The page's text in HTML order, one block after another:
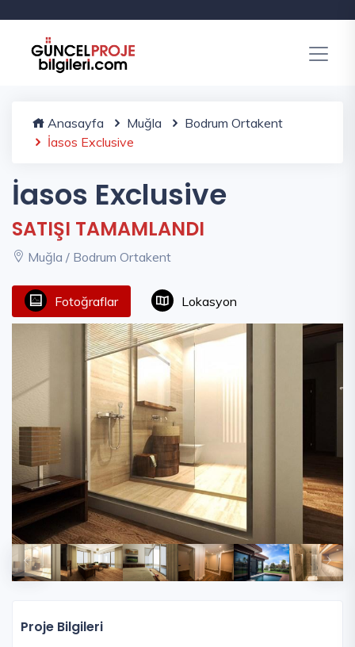
Anasayfa Muğla
Bodrum Ortakent
İasos Exclusive
İasos Exclusive
SATIŞI TAMAMLANDI
Muğla / Bodrum Ortakent
Fotoğraflar Lokasyon
Proje Bilgileri